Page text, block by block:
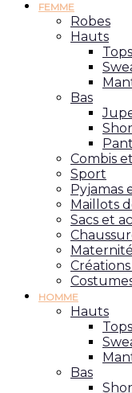
FEMME
Robes
Hauts
Tops
Bas
Combis
Sport
Pyjamas
Maillots
Sacs et
Maternité
HOMME
Hauts
Tops
Bas